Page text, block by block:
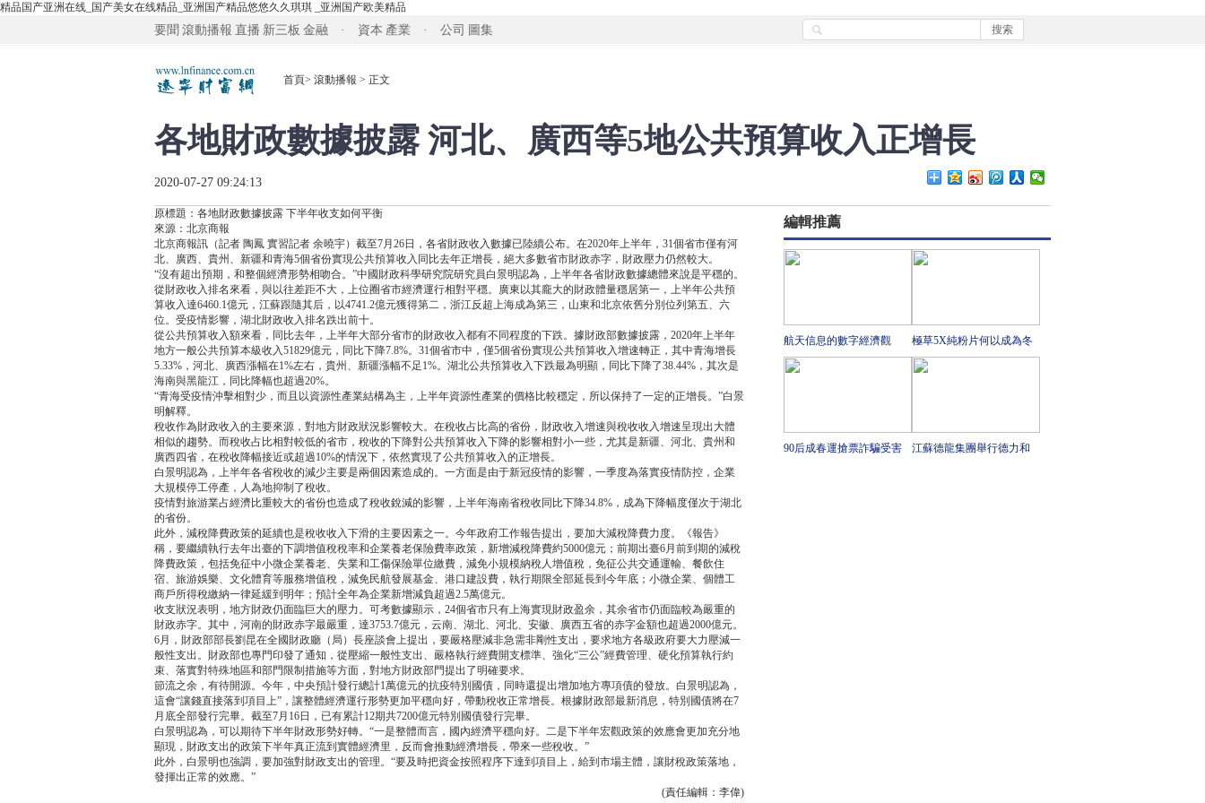
精品国产亚洲在线_国产美女在线精品_亚洲国产精品悠悠久久琪琪 _亚洲国产欧美精品
要聞 滾動播報 直播 新三板 金融 · 資本 產業 · 公司 圖集
首頁> 滾動播報 > 正文
各地財政數據披露 河北、廣西等5地公共預算收入正增長
2020-07-27 09:24:13
原標題：各地財政數據披露 下半年收支如何平衡
來源：北京商報
北京商報訊（記者 陶鳳 實習記者 余曉宇）截至7月26日，各省財政收入數據已陸續公布。在2020年上半年，31個省市僅有河
北、廣西、貴州、新疆和青海5個省份實現公共預算收入同比去年正增長，絕大多數省市財政赤字，財政壓力仍然較大。
“沒有超出預期，和整個經濟形勢相吻合。”中國財政科學研究院研究員白景明認為，上半年各省財政數據總體來說是平穩的。
從財政收入排名來看，與以往差距不大，上位圈省市經濟運行相對平穩。廣東以其龐大的財政體量穩居第一，上半年公共預
算收入達6460.1億元，江蘇跟隨其后，以4741.2億元獲得第二，浙江反超上海成為第三，山東和北京依舊分別位列第五、六
位。受疫情影響，湖北財政收入排名跌出前十。
從公共預算收入額來看，同比去年，上半年大部分省市的財政收入都有不同程度的下跌。據財政部數據披露，2020年上半年
地方一般公共預算本級收入51829億元，同比下降7.8%。31個省市中，僅5個省份實現公共預算收入增速轉正，其中青海增長
5.33%，河北、廣西漲幅在1%左右，貴州、新疆漲幅不足1%。湖北公共預算收入下跌最為明顯，同比下降了38.44%，其次是
海南與黑龍江，同比降幅也超過20%。
“青海受疫情沖擊相對少，而且以資源性產業結構為主，上半年資源性產業的價格比較穩定，所以保持了一定的正增長。”白景
明解釋。
稅收作為財政收入的主要來源，對地方財政狀況影響較大。在稅收占比高的省份，財政收入增速與稅收收入增速呈現出大體
相似的趨勢。而稅收占比相對較低的省市，稅收的下降對公共預算收入下降的影響相對小一些，尤其是新疆、河北、貴州和
廣西四省，在稅收降幅接近或超過10%的情況下，依然實現了公共預算收入的正增長。
白景明認為，上半年各省稅收的減少主要是兩個因素造成的。一方面是由于新冠疫情的影響，一季度為落實疫情防控，企業
大規模停工停產，人為地抑制了稅收。
疫情對旅游業占經濟比重較大的省份也造成了稅收銳減的影響，上半年海南省稅收同比下降34.8%，成為下降幅度僅次于湖北
的省份。
此外，減稅降費政策的延續也是稅收收入下滑的主要因素之一。今年政府工作報告提出，要加大減稅降費力度。《報告》
稱，要繼續執行去年出臺的下調增值稅稅率和企業養老保險費率政策，新增減稅降費約5000億元；前期出臺6月前到期的減稅
降費政策，包括免征中小微企業養老、失業和工傷保險單位繳費，減免小規模納稅人增值稅，免征公共交通運輸、餐飲住
宿、旅游娛樂、文化體育等服務增值稅，減免民航發展基金、港口建設費，執行期限全部延長到今年底；小微企業、個體工
商戶所得稅繳納一律延緩到明年；預計全年為企業新增減負超過2.5萬億元。
收支狀況表明，地方財政仍面臨巨大的壓力。可考數據顯示，24個省市只有上海實現財政盈余，其余省市仍面臨較為嚴重的
財政赤字。其中，河南的財政赤字最嚴重，達3753.7億元，云南、湖北、河北、安徽、廣西五省的赤字金額也超過2000億元。
6月，財政部部長劉昆在全國財政廳（局）長座談會上提出，要嚴格壓減非急需非剛性支出，要求地方各級政府要大力壓減一
般性支出。財政部也專門印發了通知，從壓縮一般性支出、嚴格執行經費開支標準、強化“三公”經費管理、硬化預算執行約
束、落實對特殊地區和部門限制措施等方面，對地方財政部門提出了明確要求。
節流之余，有待開源。今年，中央預計發行總計1萬億元的抗疫特別國債，同時還提出增加地方專項債的發放。白景明認為，
這會“讓錢直接落到項目上”，讓整體經濟運行形勢更加平穩向好，帶動稅收正常增長。根據財政部最新消息，特別國債將在7
月底全部發行完畢。截至7月16日，已有累計12期共7200億元特別國債發行完畢。
白景明認為，可以期待下半年財政形勢好轉。“一是整體而言，國內經濟平穩向好。二是下半年宏觀政策的效應會更加充分地
顯現，財政支出的政策下半年真正流到實體經濟里，反而會推動經濟增長，帶來一些稅收。”
此外，白景明也強調，要加強對財政支出的管理。“要及時把資金按照程序下達到項目上，給到市場主體，讓財稅政策落地，
發揮出正常的效應。”
(責任編輯：李偉)
編輯推薦
航天信息的數字經濟觀
極草5X純粉片何以成為冬
蟲夏草行業領跑者？
90后成春運搶票詐騙受害
江蘇德龍集團舉行德力和